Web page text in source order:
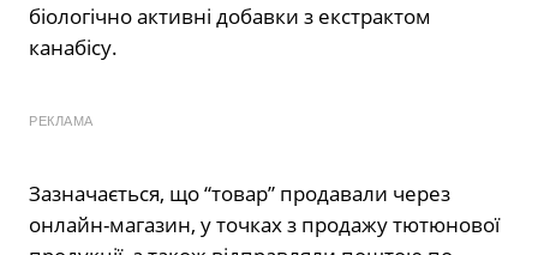
біологічно активні добавки з екстрактом
канабісу.
РЕКЛАМА
Зазначається, що “товар” продавали через
онлайн-магазин, у точках з продажу тютюнової